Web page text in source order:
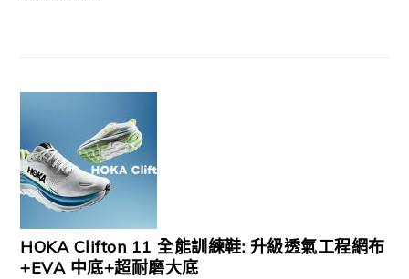
HOKA Clifton 11 全能訓練鞋: 升級透氣工程網布
+EVA 中底+超耐磨大底